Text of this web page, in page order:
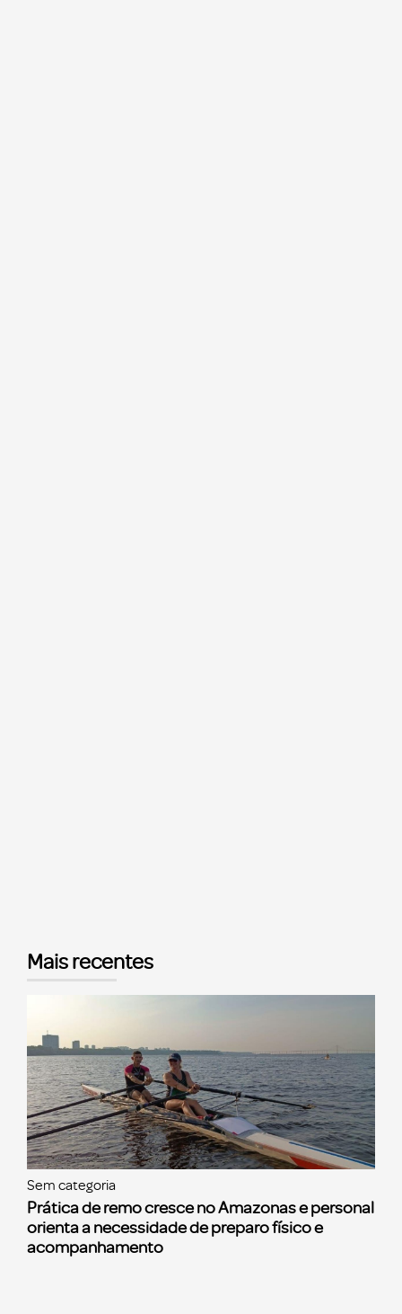
Mais recentes
Sem categoria
Prática de remo cresce no Amazonas e personal
orienta a necessidade de preparo físico e
acompanhamento